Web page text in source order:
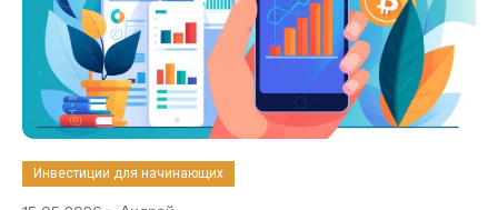
Инвестиции для начинающих